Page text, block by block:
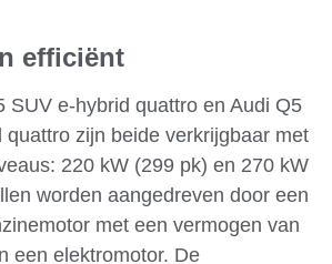
efficiënt
SUV e-hybrid quattro en Audi Q5
quattro zijn beide verkrijgbaar met
220 kW (299 pk) en 270 kW
worden aangedreven door een
met een vermogen van
een elektromotor. De